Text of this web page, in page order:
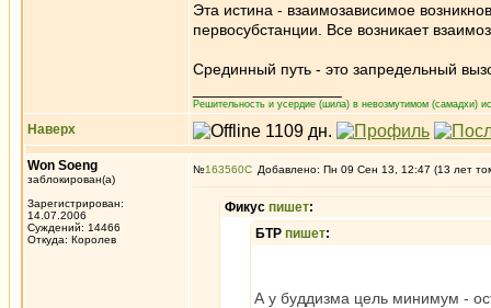
Эта истина - взаимозависимое
первосубстанции. Все возникает
Срединный путь - это запредельный
Решительность и усердие (шила) в невозмутимом (самадхи)
Наверх
Won Soeng
заблокирован(а)
Зарегистрирован:
14.07.2006
Суждений: 14466
Откуда: Королев
№163560 Добавлено: Пн 09 Сен 13, 12:47 (13 лет
Фикус пишет:
БТР пишет:
А у буддизма цель минимум -